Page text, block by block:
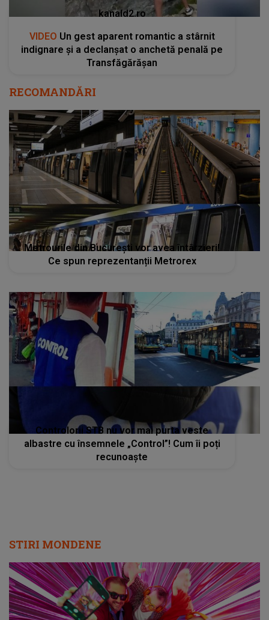
kanald2.ro
VIDEO Un gest aparent romantic a stârnit
indignare și a declanșat o anchetă penală pe
Transfăgărășan
RECOMANDĂRI
Metrourile din București vor avea întârzieri!
Ce spun reprezentanții Metrorex
Controlorii STB nu vor mai purta veste
albastre cu însemnele „Control”! Cum îi poți
recunoaște
STIRI MONDENE